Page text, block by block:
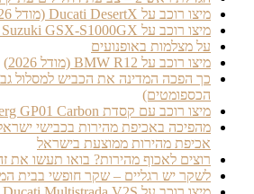
מיצו רוכב על Ducati DesertX (מודל 2026)
מיצו רוכב על Suzuki GSX-S1000GX (מודל 2025)
על מצלמות באופנועים
מיצו רוכב על BMW R12 (מודל 2026)
כך הפכה המדינה את הכביש למסלול גבייה
הכספומטים)
מיצו רוכב עם קסדת Caberg GP01 Carbon
מהפיכה באכיפת מהירות בכבישי ישראל –
אכיפת מהירות ממוצעת בישראל
רוצים לאכוף מהירות? בואו תעשו את זה
לשקר יש רגליים – שקר חופשי בבית